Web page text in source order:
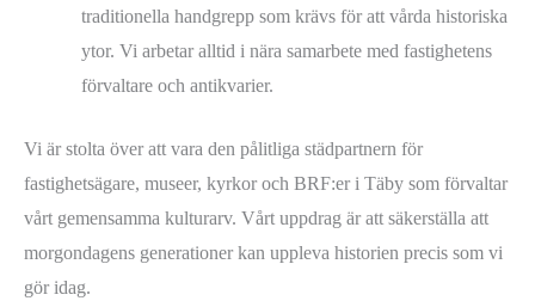
traditionella handgrepp som krävs för att vårda historiska
ytor. Vi arbetar alltid i nära samarbete med fastighetens
förvaltare och antikvarier.
Vi är stolta över att vara den pålitliga städpartnern för
fastighetsägare, museer, kyrkor och BRF:er i Täby som förvaltar
vårt gemensamma kulturarv. Vårt uppdrag är att säkerställa att
morgondagens generationer kan uppleva historien precis som vi
gör idag.